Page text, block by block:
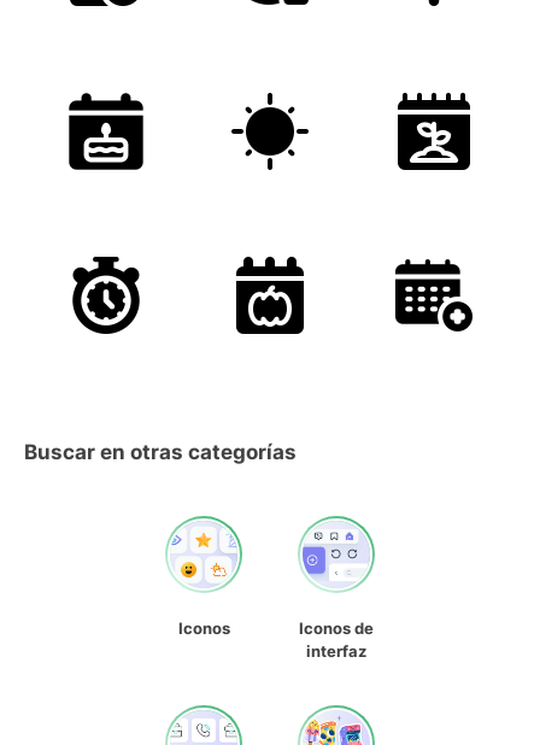
Buscar en otras categorías
Iconos
Iconos de
interfaz